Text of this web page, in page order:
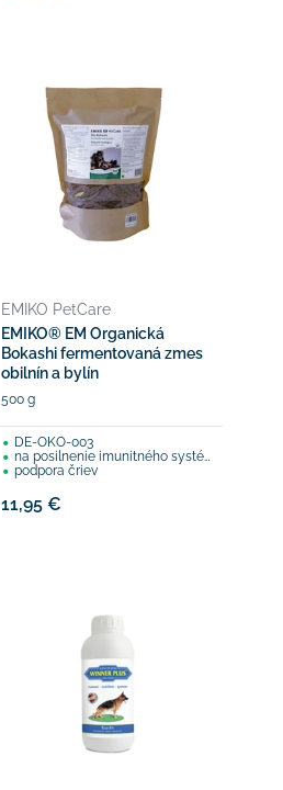
EMIKO PetCare
EMIKO® EM Organická
Bokashi fermentovaná zmes
obilnín a bylín
500 g
DE-ÖKO-003
na posilnenie imunitného systému
podpora čriev
11,95 €